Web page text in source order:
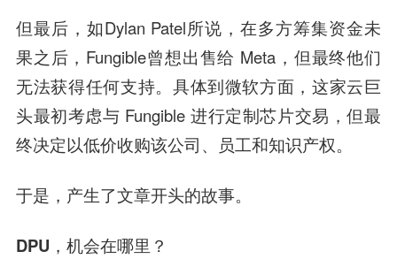
但最后，如Dylan Patel所说，在多方筹集资金未
果之后，Fungible曾想出售给 Meta，但最终他们
无法获得任何支持。具体到微软方面，这家云巨
头最初考虑与 Fungible 进行定制芯片交易，但最
终决定以低价收购该公司、员工和知识产权。
于是，产生了文章开头的故事。
DPU，机会在哪里？